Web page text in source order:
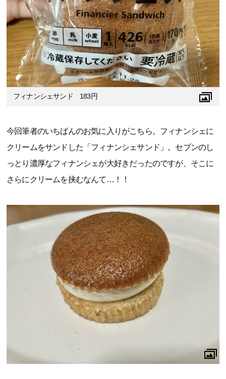
フィナンシェサンド 183円
今回筆者のいちばんのお気に入りがこちら。フィナンシェに
クリームをサンドした「フィナンシェサンド」。セブンのし
っとり濃厚なフィナンシェが大好きだったのですが、そこに
さらにクリームを挟むなんて…！！